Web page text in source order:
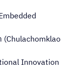
(Chulachomklao
Innovation